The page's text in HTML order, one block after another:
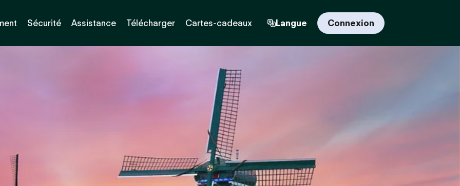
Sécurité Assistance Télécharger Cartes-cadeaux Langue Connexion